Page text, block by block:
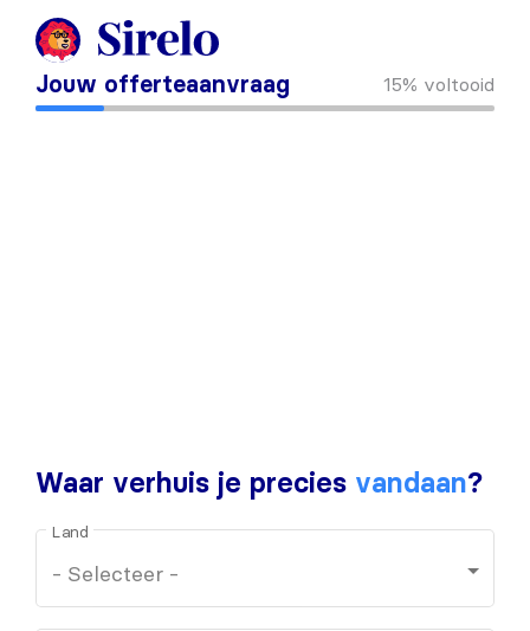
Jouw offerteaanvraag 15% voltooid
Waar verhuis je precies vandaan?
Land